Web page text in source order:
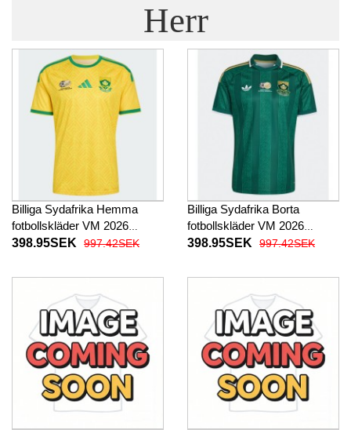
Herr
Billiga Sydafrika Hemma
fotbollskläder VM 2026
Kortärmad
398.95SEK 997.42SEK
Billiga Sydafrika Borta
fotbollskläder VM 2026
Kortärmad
398.95SEK 997.42SEK